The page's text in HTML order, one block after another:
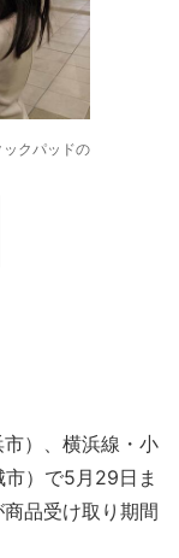
クパッドの
）、横浜線・小
）で5月29日ま
品受け取り期間